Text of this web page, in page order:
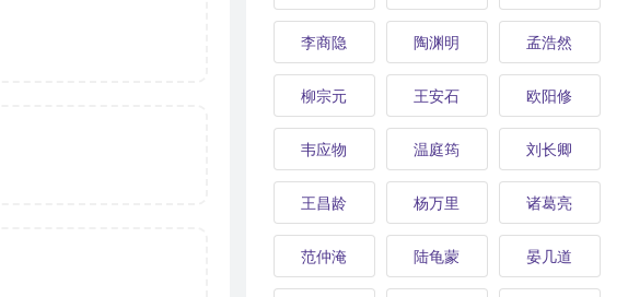
李商隐 陶渊明 孟浩然
柳宗元 王安石 欧阳修
韦应物 温庭筠 刘长卿
王昌龄 杨万里 诸葛亮
范仲淹 陆龟蒙 晏几道